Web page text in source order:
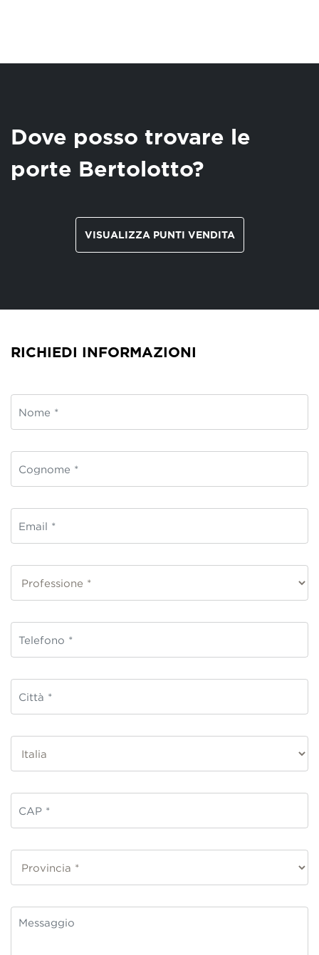
Dove posso trovare le
porte Bertolotto?
VISUALIZZA PUNTI VENDITA
RICHIEDI INFORMAZIONI